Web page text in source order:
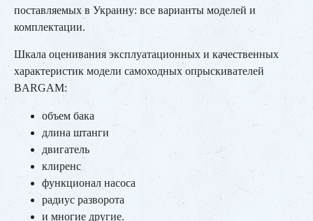
поставляемых в Украину: все варианты моделей и
комплектации.
Шкала оценивания эксплуатационных и качественных
характеристик модели самоходных опрыскивателей
BARGAM:
объем бака
длина штанги
двигатель
клиренс
функционал насоса
радиус разворота
и многие другие.